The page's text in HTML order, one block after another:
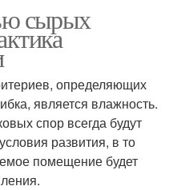
сырых
определяющих
является влажность.
спор всегда будут
развития, в то
помещение будет